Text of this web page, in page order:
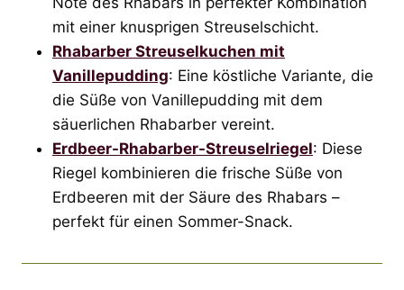
mit einer knusprigen Streuselschicht.
Rhabarber Streuselkuchen mit
Vanillepudding: Eine köstliche Variante, die
die Süße von Vanillepudding mit dem
säuerlichen Rhabarber vereint.
Erdbeer-Rhabarber-Streuselriegel: Diese
Riegel kombinieren die frische Süße von
Erdbeeren mit der Säure des Rhabars –
perfekt für einen Sommer-Snack.